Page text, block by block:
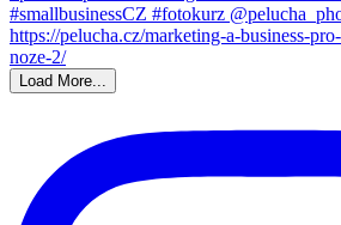
Load More...